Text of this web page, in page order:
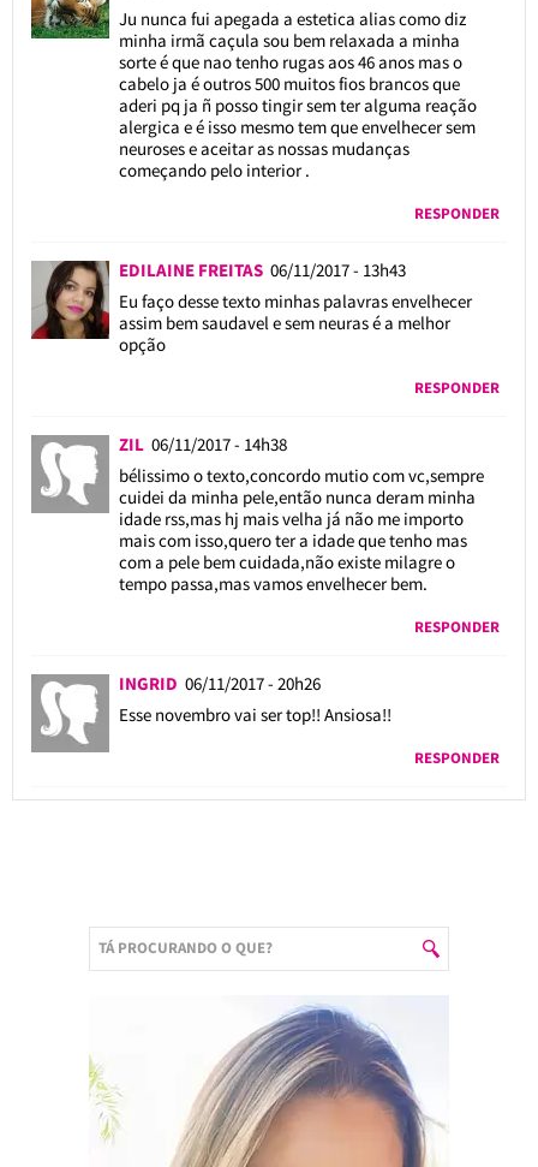
Ju nunca fui apegada a estetica alias como diz
minha irmã caçula sou bem relaxada a minha
sorte é que nao tenho rugas aos 46 anos mas o
cabelo ja é outros 500 muitos fios brancos que
aderi pq ja ñ posso tingir sem ter alguma reação
alergica e é isso mesmo tem que envelhecer sem
neuroses e aceitar as nossas mudanças
começando pelo interior .
RESPONDER
EDILAINE FREITAS 06/11/2017 - 13h43
Eu faço desse texto minhas palavras envelhecer
assim bem saudavel e sem neuras é a melhor
opção
RESPONDER
ZIL 06/11/2017 - 14h38
bélissimo o texto,concordo mutio com vc,sempre
cuidei da minha pele,então nunca deram minha
idade rss,mas hj mais velha já não me importo
mais com isso,quero ter a idade que tenho mas
com a pele bem cuidada,não existe milagre o
tempo passa,mas vamos envelhecer bem.
RESPONDER
INGRID 06/11/2017 - 20h26
Esse novembro vai ser top!! Ansiosa!!
RESPONDER